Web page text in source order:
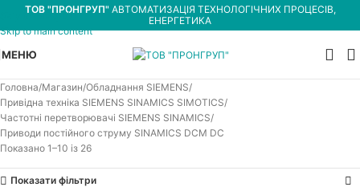
Skip to navigation
Skip to main content
ТОВ "ПРОНГРУП" АВТОМАТИЗАЦІЯ ТЕХНОЛОГІЧНИХ ПРОЦЕСІВ,
ЕНЕРГЕТИКА
МЕНЮ
Головна Магазин Обладнання SIEMENS
Привідна техніка SIEMENS SINAMICS SIMOTICS
Частотні перетворювачі SIEMENS SINAMICS
Приводи постійного струму SINAMICS DCM DC
Показано 1–10 із 26
Показати фільтри